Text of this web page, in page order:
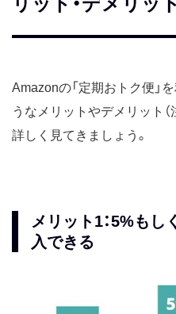
Amazonの「定期おトク便」
うなメリットやデメリット（
詳しく見てきましょう。
メリット1：5%も
入できる